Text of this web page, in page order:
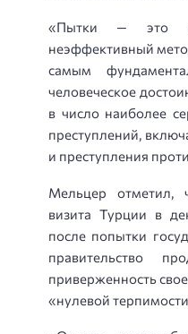
«Пытки — это
неэффективный
самым
человеческое
в число наиболее
преступлений,
и преступления
Мельцер отметил,
визита Турции в
после попытки
правительство
приверженность
«нулевой